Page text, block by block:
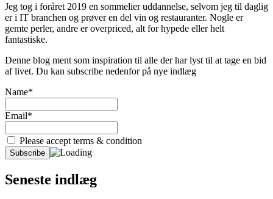
Jeg tog i foråret 2019 en sommelier uddannelse, selvom jeg til daglig
er i IT branchen og prøver en del vin og restauranter. Nogle er
gemte perler, andre er overpriced, alt for hypede eller helt
fantastiske.
Denne blog ment som inspiration til alle der har lyst til at tage en bid
af livet. Du kan subscribe nedenfor på nye indlæg
Name*
Email*
Please accept terms & condition
Seneste indlæg